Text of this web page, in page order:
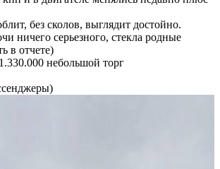
без сколов, выглядит достойно.
ничего серьезного, стекла родные
в отчете)
небольшой торг